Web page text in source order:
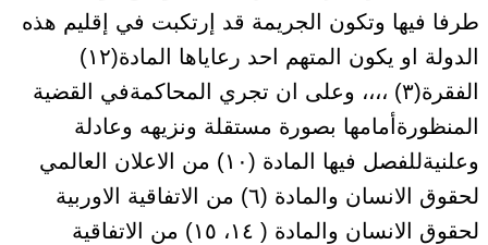
طرفا فيها وتكون الجريمة قد إرتكبت في إقليم هذه
الدولة او يكون المتهم احد رعاياها المادة(١٢)
الفقرة(٣) ،،،، وعلى ان تجري المحاكمةفي القضية
المنظورةأمامها بصورة مستقلة ونزيهه وعادلة
وعلنيةللفصل فيها المادة (١٠) من الاعلان العالمي
لحقوق الانسان والمادة (٦) من الاتفاقية الاوربية
لحقوق الانسان والمادة ( ١٤، ١٥) من الاتفاقية